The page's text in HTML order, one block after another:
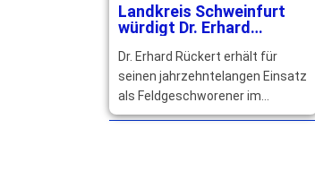
Landkreis Schweinfurt
würdigt Dr. Erhard
Engagement
Dr. Erhard Rückert erhält für
seinen jahrzehntelangen Einsatz
als Feldgeschworener im
Landkreis Schweinfurt den